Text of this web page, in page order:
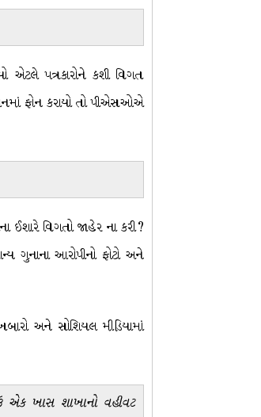
એટલે પત્રકારોને કશી વિગત
ફોન કરાયો તો પીએસઓએ
ઈશારે વિગતો જાહેર ના કરી?
ગુનાના આરોપીનો ફોટો અને
અને સોશિયલ મીડિયામાં
એક ખાસ શાખાનો વહીવટ